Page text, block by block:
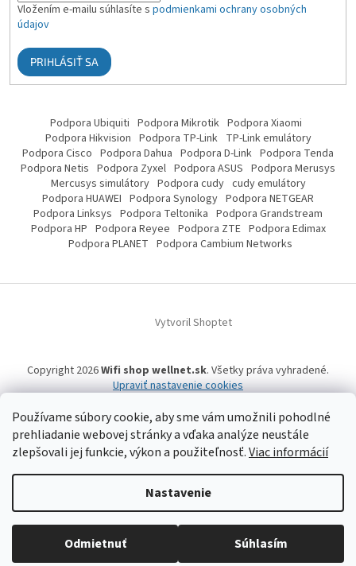
Používame súbory cookie, aby sme vám umožnili pohodlné
prehliadanie webovej stránky a vďaka analýze neustále
zlepšovali jej funkcie, výkon a použiteľnosť.Viac informácií
Nastavenie
Odmietnuť Súhlasím
Vložením e-mailu súhlasíte s podmienkami ochrany osobných
údajov
PRIHLÁSIŤ SA
Podpora Ubiquiti Podpora Mikrotik Podpora Xiaomi
Podpora Hikvision Podpora TP-Link TP-Link emulátory
Podpora Cisco Podpora Dahua Podpora D-Link Podpora Tenda
Podpora Netis Podpora Zyxel Podpora ASUS Podpora Merusys
Mercusys simulátory Podpora cudy cudy emulátory
Podpora HUAWEI Podpora Synology Podpora NETGEAR
Podpora Linksys Podpora Teltonika Podpora Grandstream
Podpora HP Podpora Reyee Podpora ZTE Podpora Edimax
Podpora PLANET Podpora Cambium Networks
Vytvoril Shoptet
Copyright 2026Wifi shop wellnet.sk. Všetky práva vyhradené.
Upraviť nastavenie cookies
Wifi shop wellnet.sk prevádzkuje spoločnosť WELLNET, s.r.o.,IČO: 36484610,
OR OS: Prešov odd. Sro 14019/P, IČ DPH: SK2020015206 | Tel:+421 905 269 141
| WhatsApp, Signal, Telegram: +421 905 269 141 | Informácie o produktoch a
a ich dostupnosti, tu uvádzané, pochádzajú od tretích strán, mohli
vzniknúť automatizovaným strojovým prekladom a neprešli jazykovou
úpravou. Spoločnosť WELLNET, s.r.o. preto nemôže niesť zodpovednosť za ich
úplnosť a aktuálnosť. | Registrované obchodné značky, vzory a názvy patria
ich vlastníkom. | © 2006-2026 WELLNET, s.r.o. Všetky práva vyhradené.